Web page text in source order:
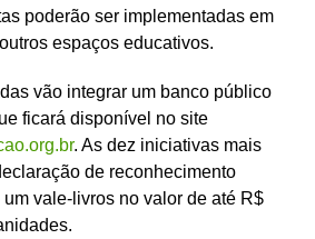
poderão ser implementadas em
espaços educativos.
vão integrar um banco público
ficará disponível no site
. As dez iniciativas mais
de reconhecimento
vale-livros no valor de até R$